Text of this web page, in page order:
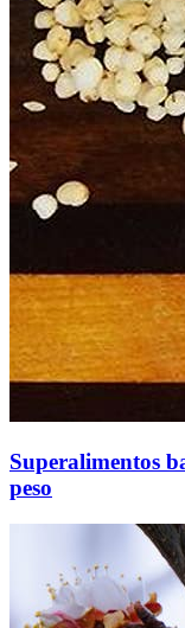
Superalimentos
peso